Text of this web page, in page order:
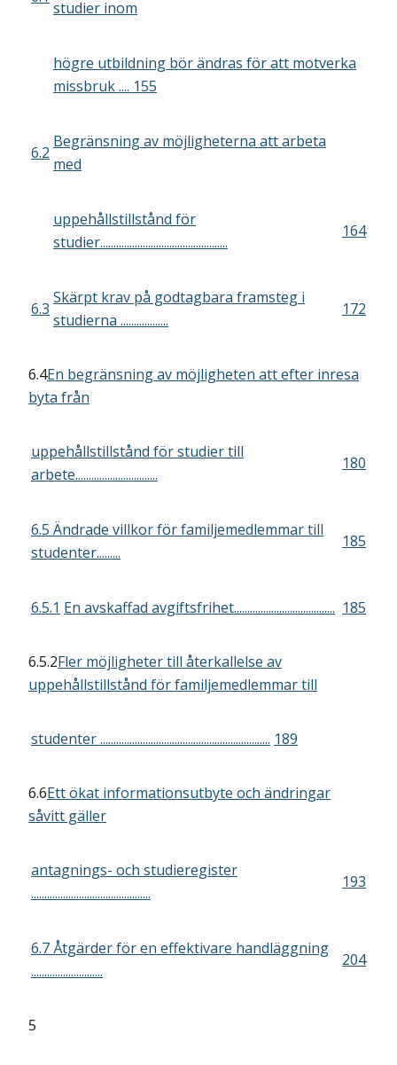
studier inom
högre utbildning bör ändras för att motverka
missbruk .... 155
6.2
Begränsning av möjligheterna att arbeta
med
uppehållstillstånd för
studier................................................
164
6.3
Skärpt krav på godtagbara framsteg i
studierna ..................
172
6.4En begränsning av möjligheten att efter inresa
byta från
uppehållstillstånd för studier till
arbete...............................
180
6.5 Ändrade villkor för familjemedlemmar till
studenter.........
185
6.5.1 En avskaffad avgiftsfrihet...................................... 185
6.5.2Fler möjligheter till återkallelse av
uppehållstillstånd för familjemedlemmar till
studenter ................................................................ 189
6.6Ett ökat informationsutbyte och ändringar
såvitt gäller
antagnings- och studieregister
.............................................
193
6.7 Åtgärder för en effektivare handläggning
...........................
204
5